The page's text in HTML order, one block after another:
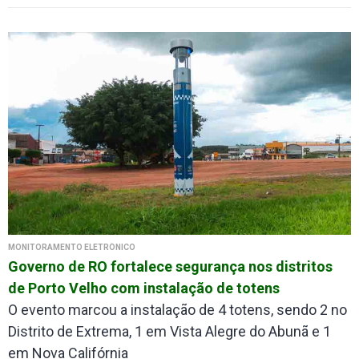
MONITORAMENTO ELETRÕNICO
Governo de RO fortalece segurança nos distritos
de Porto Velho com instalação de totens
O evento marcou a instalação de 4 totens, sendo 2 no
Distrito de Extrema, 1 em Vista Alegre do Abunã e 1
em Nova Califórnia